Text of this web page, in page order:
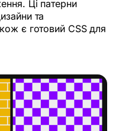
Ці патерни
та
є готовий CSS для